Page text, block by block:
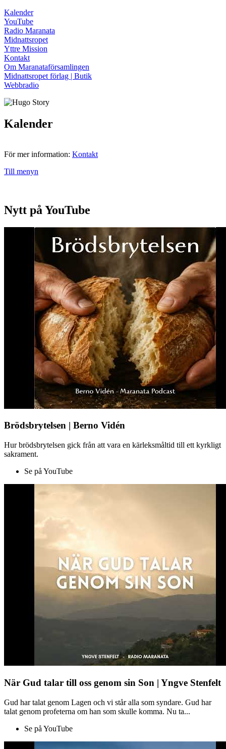
Kalender
YouTube
Radio Maranata
Midnattsropet
Yttre Mission
Kontakt
Om Maranataförsamlingen
Midnattsropet förlag | Butik
Webbradio
Kalender
För mer information: Kontakt
Till menyn
Nytt på YouTube
Brödsbrytelsen | Berno Vidén
Hur brödsbrytelsen gick från att vara en kärleksmåltid till ett kyrkligt
sakrament.
Se på YouTube
När Gud talar till oss genom sin Son | Yngve Stenfelt
Gud har talat genom Lagen och vi står alla som syndare. Gud har
talat genom profeterna om han som skulle komma. Nu ta...
Se på YouTube